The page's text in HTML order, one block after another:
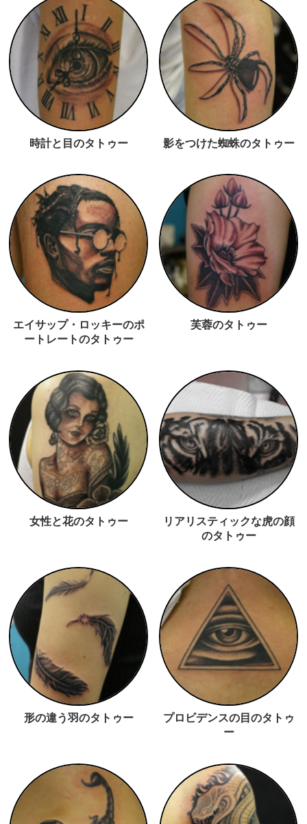
時計と目のタトゥー 影をつけた蜘蛛のタトゥー
エイサップ・ロッキーのポ
ートレートのタトゥー
芙蓉のタトゥー
女性と花のタトゥー
リアリスティックな虎の顔
のタトゥー
形の違う羽のタトゥー
プロビデンスの目のタトゥ
ー